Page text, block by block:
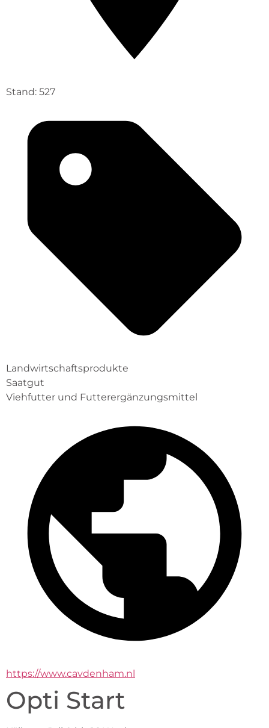
Stand: 527
Landwirtschaftsprodukte
Saatgut
Viehfutter und Futterergänzungsmittel
https://www.cavdenham.nl
Opti Start